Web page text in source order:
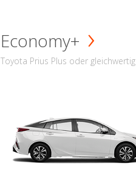
Economy+
Toyota Prius Plus oder gleichwertig